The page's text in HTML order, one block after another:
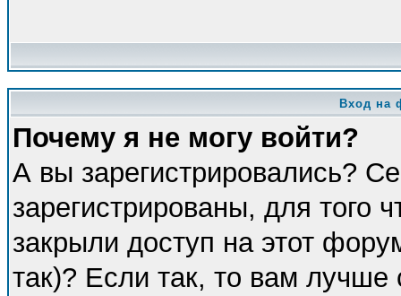
Вход на
Почему я не могу войти?
А вы зарегистрировались?
зарегистрированы, для того
закрыли доступ на этот
так)? Если так, то вам лучше